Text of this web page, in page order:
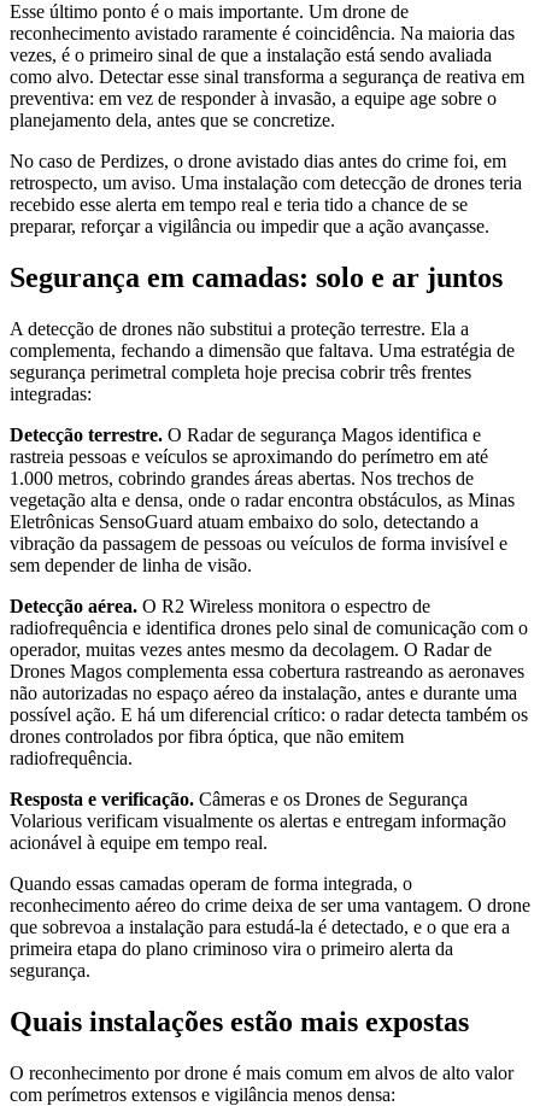
Esse último ponto é o mais importante. Um drone de
reconhecimento avistado raramente é coincidência. Na maioria das
vezes, é o primeiro sinal de que a instalação está sendo avaliada
como alvo. Detectar esse sinal transforma a segurança de reativa em
preventiva: em vez de responder à invasão, a equipe age sobre o
planejamento dela, antes que se concretize.
No caso de Perdizes, o drone avistado dias antes do crime foi, em
retrospecto, um aviso. Uma instalação com detecção de drones teria
recebido esse alerta em tempo real e teria tido a chance de se
preparar, reforçar a vigilância ou impedir que a ação avançasse.
Segurança em camadas: solo e ar juntos
A detecção de drones não substitui a proteção terrestre. Ela a
complementa, fechando a dimensão que faltava. Uma estratégia de
segurança perimetral completa hoje precisa cobrir três frentes
integradas:
Detecção terrestre. O Radar de segurança Magos identifica e
rastreia pessoas e veículos se aproximando do perímetro em até
1.000 metros, cobrindo grandes áreas abertas. Nos trechos de
vegetação alta e densa, onde o radar encontra obstáculos, as Minas
Eletrônicas SensoGuard atuam embaixo do solo, detectando a
vibração da passagem de pessoas ou veículos de forma invisível e
sem depender de linha de visão.
Detecção aérea. O R2 Wireless monitora o espectro de
radiofrequência e identifica drones pelo sinal de comunicação com o
operador, muitas vezes antes mesmo da decolagem. O Radar de
Drones Magos complementa essa cobertura rastreando as aeronaves
não autorizadas no espaço aéreo da instalação, antes e durante uma
possível ação. E há um diferencial crítico: o radar detecta também os
drones controlados por fibra óptica, que não emitem
radiofrequência.
Resposta e verificação. Câmeras e os Drones de Segurança
Volarious verificam visualmente os alertas e entregam informação
acionável à equipe em tempo real.
Quando essas camadas operam de forma integrada, o
reconhecimento aéreo do crime deixa de ser uma vantagem. O drone
que sobrevoa a instalação para estudá-la é detectado, e o que era a
primeira etapa do plano criminoso vira o primeiro alerta da
segurança.
Quais instalações estão mais expostas
O reconhecimento por drone é mais comum em alvos de alto valor
com perímetros extensos e vigilância menos densa: